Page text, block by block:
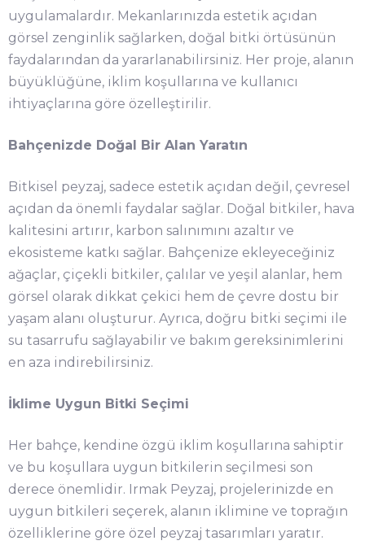
uygulamalardır. Mekanlarınızda estetik açıdan
görsel zenginlik sağlarken, doğal bitki örtüsünün
faydalarından da yararlanabilirsiniz. Her proje, alanın
büyüklüğüne, iklim koşullarına ve kullanıcı
ihtiyaçlarına göre özelleştirilir.
Bahçenizde Doğal Bir Alan Yaratın
Bitkisel peyzaj, sadece estetik açıdan değil, çevresel
açıdan da önemli faydalar sağlar. Doğal bitkiler, hava
kalitesini artırır, karbon salınımını azaltır ve
ekosisteme katkı sağlar. Bahçenize ekleyeceğiniz
ağaçlar, çiçekli bitkiler, çalılar ve yeşil alanlar, hem
görsel olarak dikkat çekici hem de çevre dostu bir
yaşam alanı oluşturur. Ayrıca, doğru bitki seçimi ile
su tasarrufu sağlayabilir ve bakım gereksinimlerini
en aza indirebilirsiniz.
İklime Uygun Bitki Seçimi
Her bahçe, kendine özgü iklim koşullarına sahiptir
ve bu koşullara uygun bitkilerin seçilmesi son
derece önemlidir. Irmak Peyzaj, projelerinizde en
uygun bitkileri seçerek, alanın iklimine ve toprağın
özelliklerine göre özel peyzaj tasarımları yaratır.